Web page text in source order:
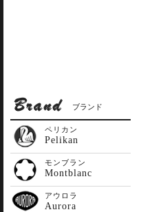
ブランド
ペリカン
Pelikan
モンブラン
Montblanc
アウロラ
Aurora